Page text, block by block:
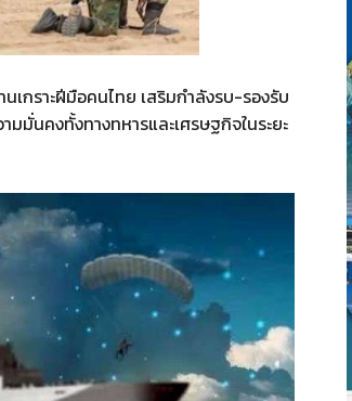
เกราะฝีมือคนไทย เสริมกำลังรบ-รองรับ
นคงทั้งทางทหารและเศรษฐกิจในระยะ